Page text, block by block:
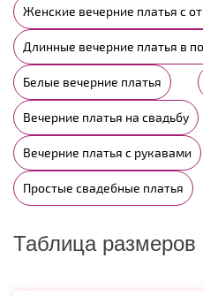
Женские вечерние платья с
Длинные вечерние платья в
Белые вечерние платья
Вечерние платья на свадьбу
Вечерние платья с рукавами
Простые свадебные платья
Таблица размеров